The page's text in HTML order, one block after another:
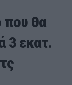
που θα
3 εκατ.